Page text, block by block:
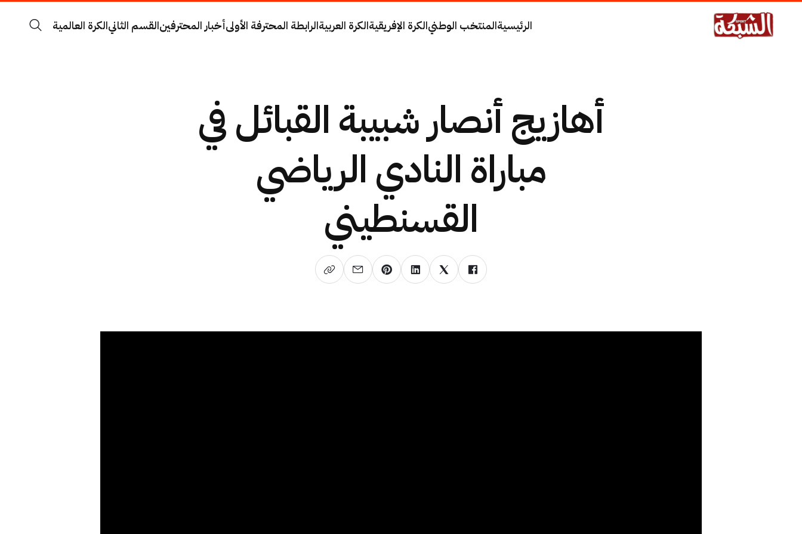
الرئيسيةالمنتخب الوطنيالكرة الإفريقيةالكرة العربيةالرابطة المحترفة الأولىأخبار المحترفينالقسم الثانيالكرة العالمية
أهازيج أنصار شبيبة القبائل في
مباراة النادي الرياضي
القسنطيني